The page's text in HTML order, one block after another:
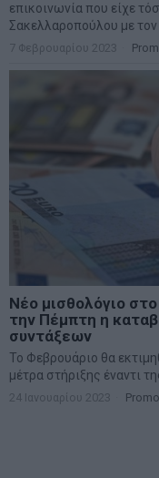
επικοινωνία που είχε
Σακελλαροπούλου με
7 Φεβρουαρίου 2023
Νέο μισθολόγιο
την Πέμπτη η
συντάξεων
Το Φεβρουάριο θα
μέτρα στήριξης έναντι
24 Ιανουαρίου 2023 Promo